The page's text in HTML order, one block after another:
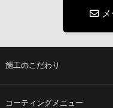
施工のこだわり
コーティングメニュー